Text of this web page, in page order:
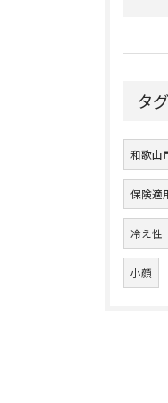
タグ
和歌山
保険適
冷え性
小顔